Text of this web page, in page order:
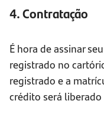
4. Contratação
É hora de assinar
registrado no
registrado e a
crédito será